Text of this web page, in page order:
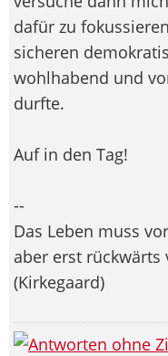
dafür zu
sicheren
wohlhabend und
durfte.
Auf in den Tag!
--
Das Leben muss
aber erst rückwärts
(Kirkegaard)